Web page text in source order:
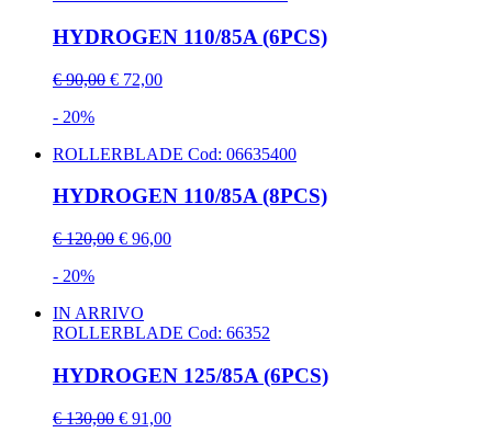
HYDROGEN 110/85A (6PCS)
€ 90,00 € 72,00
- 20%
ROLLERBLADE Cod: 06635400
HYDROGEN 110/85A (8PCS)
€ 120,00 € 96,00
- 20%
IN ARRIVO
ROLLERBLADE Cod: 66352
HYDROGEN 125/85A (6PCS)
€ 130,00 € 91,00